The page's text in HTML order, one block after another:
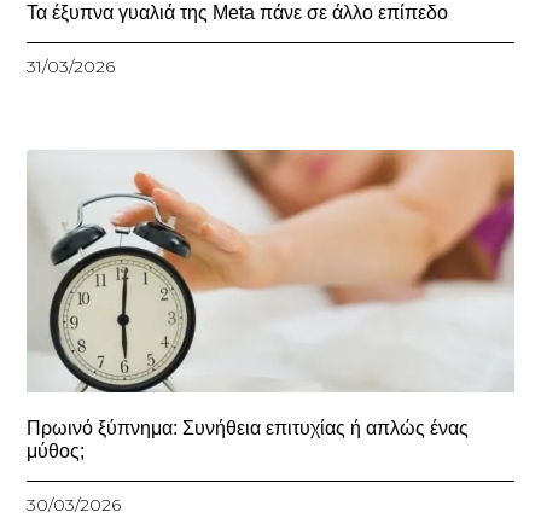
Τα έξυπνα γυαλιά της Meta πάνε σε άλλο επίπεδο
31/03/2026
Πρωινό ξύπνημα: Συνήθεια επιτυχίας ή απλώς ένας
μύθος;
30/03/2026